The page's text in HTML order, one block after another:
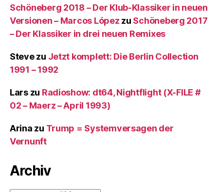
Schöneberg 2018 – Der Klub-Klassiker in neuen
Versionen – Marcos López zu Schöneberg 2017
– Der Klassiker in drei neuen Remixes
Stevezu Jetzt komplett: Die Berlin Collection
1991 – 1992
Larszu Radioshow: dt64, Nightflight (X-FILE #
02 – Maerz – April 1993)
Arina zu Trump = Systemversagen der
Vernunft
Archiv